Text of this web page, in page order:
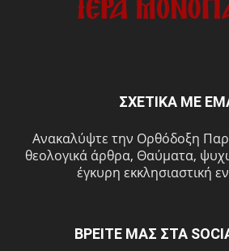
ΣΧΕΤΙΚΑ ΜΕ
Ανακαλύψτε την Ορθόδοξη
θεολογικά άρθρα, Θαύματα,
έγκυρη εκκλησιαστική
ΒΡΕΙΤΕ ΜΑΣ ΣΤΑ